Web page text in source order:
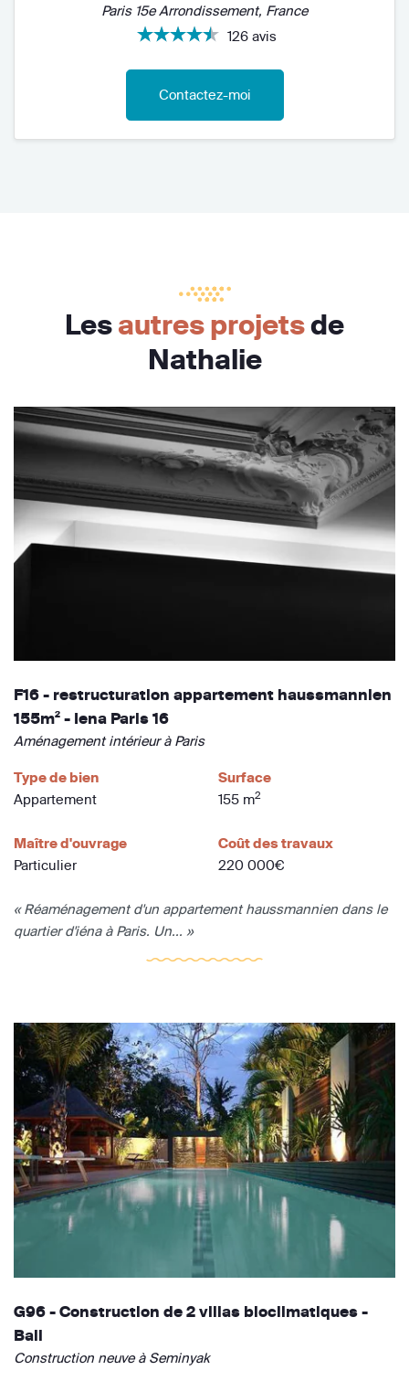
Paris 15e Arrondissement, France
126 avis
Contactez-moi
Lesautres projetsde
Nathalie
F16 - restructuration appartement haussmannien
155m² - Iena Paris 16
Aménagement intérieur à Paris
Type de bien
Appartement
Surface
155 m2
Maître d'ouvrage
Particulier
Coût des travaux
220 000€
« Réaménagement d'un appartement haussmannien dans le
quartier d'iéna à Paris. Un... »
G96 - Construction de 2 villas bioclimatiques -
Bali
Construction neuve à Seminyak